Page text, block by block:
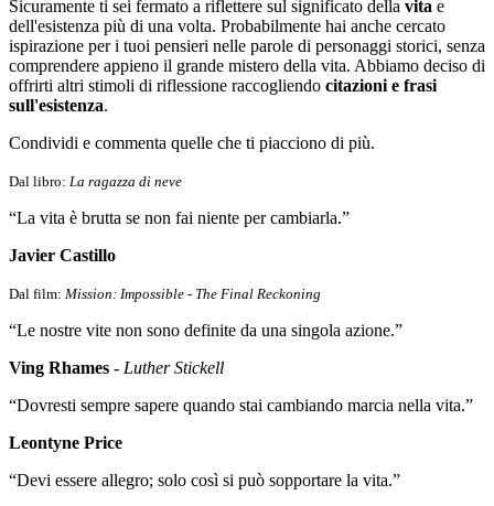
Sicuramente ti sei fermato a riflettere sul significato della vita e
dell'esistenza più di una volta. Probabilmente hai anche cercato
ispirazione per i tuoi pensieri nelle parole di personaggi storici, senza
comprendere appieno il grande mistero della vita. Abbiamo deciso di
offrirti altri stimoli di riflessione raccogliendo citazioni e frasi
sull'esistenza.
Condividi e commenta quelle che ti piacciono di più.
Dal libro: La ragazza di neve
“La vita è brutta se non fai niente per cambiarla.”
Javier Castillo
Dal film: Mission: Impossible - The Final Reckoning
“Le nostre vite non sono definite da una singola azione.”
Ving Rhames - Luther Stickell
“Dovresti sempre sapere quando stai cambiando marcia nella vita.”
Leontyne Price
“Devi essere allegro; solo così si può sopportare la vita.”